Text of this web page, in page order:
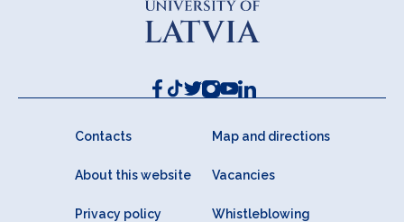
Contacts Map and directions
About this website Vacancies
Privacy policy Whistleblowing